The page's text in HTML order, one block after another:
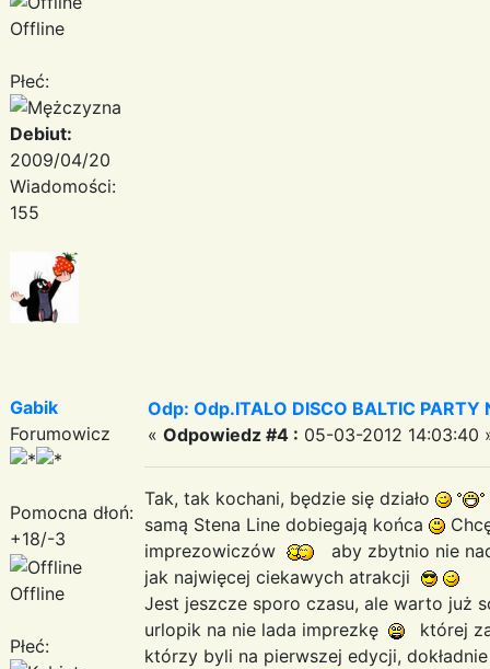
Offline
Płeć:
Debiut:
2009/04/20
Wiadomości:
155
Gabik
Forumowicz
Pomocna dłoń:
+18/-3
Offline
Płeć:
Odp: Odp.ITALO DISCO BALTIC PARTY
« Odpowiedz #4 : 05-03-2012 14:03:40
Tak, tak kochani, będzie się działo
samą Stena Line dobiegają końca
imprezowiczów
aby zbytnio nie
jak najwięcej ciekawych atrakcji
Jest jeszcze sporo czasu, ale warto już
urlopik na nie lada imprezkę
której
którzy byli na pierwszej edycji,